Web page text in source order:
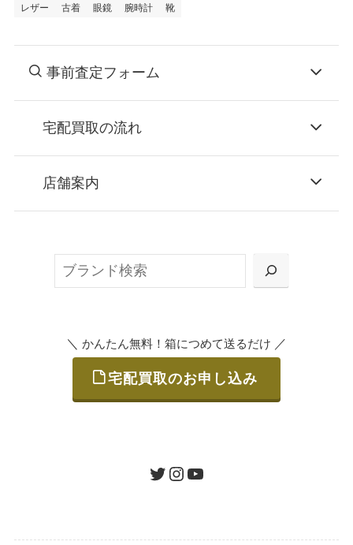
レザー
古着 眼鏡 腕時計 靴
事前査定フォーム
宅配買取の流れ
お申込み
または梱包材不要の「集荷申込」からお選び
ご発送
店舗案内
＼ かんたん無料！箱につめて送るだけ ／
宅配買取のお申し込み
ツイッターインスタグラムユーチューブ